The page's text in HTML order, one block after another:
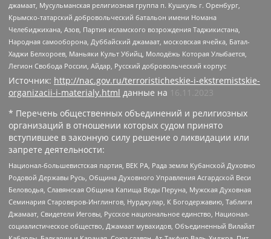
джамаат, Мусульманская религиозная группа п. Кушкуль г. Оренбург,
Крымско-татарский добровольческий батальон имени Номана
Челебиджихана, Азов, Партия исламского возрождения Таджикистана,
Народная самооборона, Дуббайский джамаат, московская ячейка, Батал-
Хаджи Белхороев, Маньяки Культ Убийц, Молодёжь Которая Улыбается,
Легион Свобода России, Айдар, Русский добровольческий корпус
Источник: http://nac.gov.ru/terroristicheskie-i-ekstremistskie-
organizacii-i-materialy.html данные на
16.11.2023
* Перечень общественных объединений и религиозных
организаций в отношении которых судом принято
вступившее в законную силу решение о ликвидации или
запрете деятельности:
Национал-большевистская партия, ВЕК РА, Рада земли Кубанской Духовно
Родовой Державы Русь, Община Духовного Управления Асгардской Веси
Беловодья, Славянская Община Капища Веды Перуна, Мужская Духовная
Семинария Староверов-Инглингов, Нурджулар, К Богодержавию, Таблиги
Джамаат, Свидетели Иеговы, Русское национальное единство, Национал-
социалистическое общество, Джамаат мувахидов, Объединенный Вилайат